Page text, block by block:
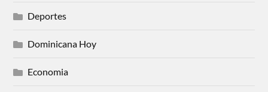
Deportes
Dominicana Hoy
Economia